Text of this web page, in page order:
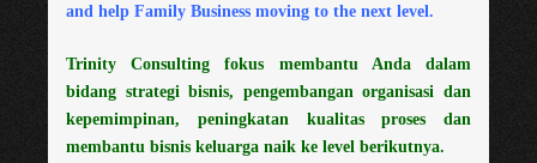
and help Family Business moving to the next level.
Trinity Consulting fokus membantu Anda dalam
bidang strategi bisnis, pengembangan organisasi dan
kepemimpinan, peningkatan kualitas proses dan
membantu bisnis keluarga naik ke level berikutnya.